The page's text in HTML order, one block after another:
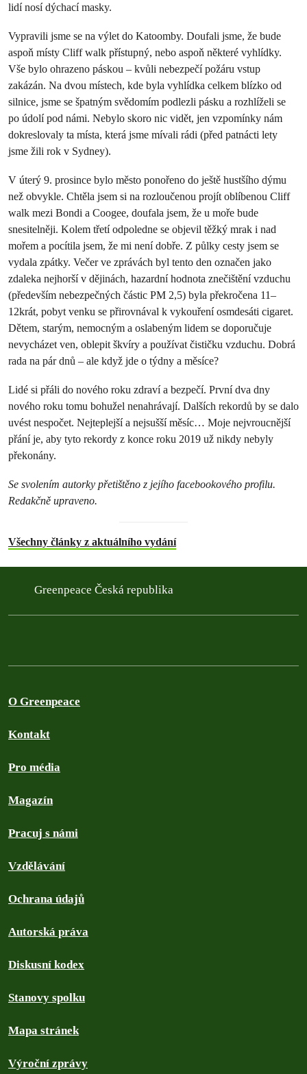
lidí nosí dýchací masky.
Vypravili jsme se na výlet do Katoomby. Doufali jsme, že bude
aspoň místy Cliff walk přístupný, nebo aspoň některé vyhlídky.
Vše bylo ohrazeno páskou – kvůli nebezpečí požáru vstup
zakázán. Na dvou místech, kde byla vyhlídka celkem blízko od
silnice, jsme se špatným svědomím podlezli pásku a rozhlíželi se
po údolí pod námi. Nebylo skoro nic vidět, jen vzpomínky nám
dokreslovaly ta místa, která jsme mívali rádi (před patnácti lety
jsme žili rok v Sydney).
V úterý 9. prosince bylo město ponořeno do ještě hustšího dýmu
než obvykle. Chtěla jsem si na rozloučenou projít oblíbenou Cliff
walk mezi Bondi a Coogee, doufala jsem, že u moře bude
snesitelněji. Kolem třetí odpoledne se objevil těžký mrak i nad
mořem a pocítila jsem, že mi není dobře. Z půlky cesty jsem se
vydala zpátky. Večer ve zprávách byl tento den označen jako
zdaleka nejhorší v dějinách, hazardní hodnota znečištění vzduchu
(především nebezpečných částic PM 2,5) byla překročena 11–
12krát, pobyt venku se přirovnával k vykouření osmdesáti cigaret.
Dětem, starým, nemocným a oslabeným lidem se doporučuje
nevycházet ven, oblepit škvíry a používat čističku vzduchu. Dobrá
rada na pár dnů – ale když jde o týdny a měsíce?
Lidé si přáli do nového roku zdraví a bezpečí. První dva dny
nového roku tomu bohužel nenahrávají. Dalších rekordů by se dalo
uvést nespočet. Nejteplejší a nejsušší měsíc… Moje nejvroucnější
přání je, aby tyto rekordy z konce roku 2019 už nikdy nebyly
překonány.
Se svolením autorky přetištěno z jejího facebookového profilu.
Redakčně upraveno.
Všechny články z aktuálního vydání
Greenpeace Česká republika
O Greenpeace
Kontakt
Pro média
Magazín
Pracuj s námi
Vzdělávání
Ochrana údajů
Autorská práva
Diskusní kodex
Stanovy spolku
Mapa stránek
Výroční zprávy